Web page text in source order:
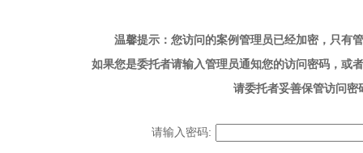
温馨提示：您访问的案例管理员已经加密，只有
如果您是委托者请输入管理员通知您的访问密码，或
请委托者妥善保管访问密
请输入密码: